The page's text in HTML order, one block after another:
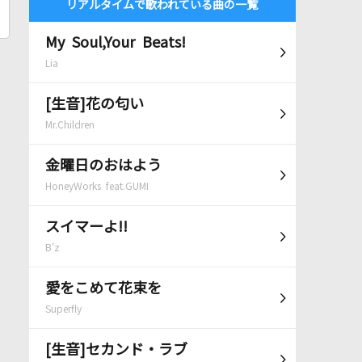
リアルタイムで歌われている曲の一覧
My Soul,Your Beats!
Lia
[生音]花の匂い
Mr.Children
金曜日のおはよう
HoneyWorks feat.GUMI
スイマーよ!!
B'z
愛をこめて花束を
Superfly
[生音]セカンド・ラブ